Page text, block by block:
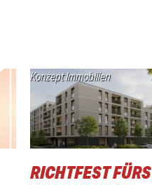
Konzept Immobilien
RICHTFEST FÜRS